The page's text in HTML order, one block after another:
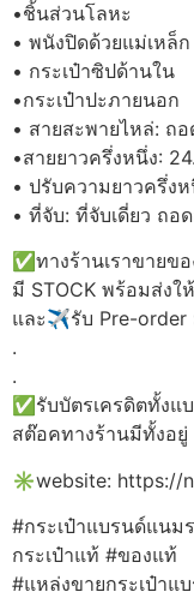
•ชิ้นส่วนโลหะ
• พนังปิดด้วยแม่เหล็ก
• กระเป๋าซิปด้านใน
•กระเป๋าปะภายนอก
• สายสะพายไหล่: ถ
•สายยาวครึ่งหนึ่ง:
• ปรับความยาวครึ่ง
• ที่จับ: ที่จับเดี่ยว ถอ
✅ทางร้านเราขายข
มี STOCK พร้อมส่ง
และ✈รับ Pre-order
.
.
✅รับบัตรเครดิตทั้งแ
สต๊อคทางร้านมีทั้งอ
✳️website: https://
#กระเป๋าแบรนด์แนม
กระเป๋าแท้ #ของแท้
#แหล่งขายกระเป๋าแ